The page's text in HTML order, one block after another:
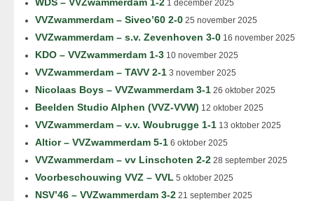
1 december 2025
VVZwammerdam – Siveo’60 2-0 25 november 2025
VVZwammerdam – s.v. Zevenhoven 3-0 16 november 2025
KDO – VVZwammerdam 1-3 10 november 2025
VVZwammerdam – TAVV 2-1 3 november 2025
Nicolaas Boys – VVZwammerdam 3-1 26 oktober 2025
Beelden Studio Alphen (VVZ-VVW) 12 oktober 2025
VVZwammerdam – v.v. Woubrugge 1-1 13 oktober 2025
Altior – VVZwammerdam 5-1 6 oktober 2025
VVZwammerdam – vv Linschoten 2-2 28 september 2025
Voorbeschouwing VVZ – VVL 5 oktober 2025
NSV’46 – VVZwammerdam 3-2 21 september 2025